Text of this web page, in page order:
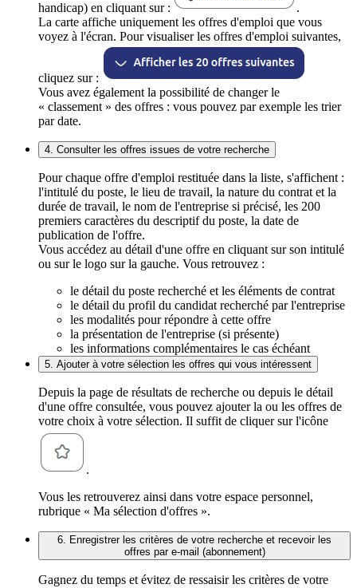
handicap) en cliquant sur :
.
La carte affiche uniquement les offres d'emploi que vous
voyez à l'écran. Pour visualiser les offres d'emploi suivantes,
cliquez sur :
Vous avez également la possibilité de changer le
« classement » des offres : vous pouvez par exemple les trier
par date.
4. Consulter les offres issues de votre recherche
Pour chaque offre d'emploi restituée dans la liste, s'affichent :
l'intitulé du poste, le lieu de travail, la nature du contrat et la
durée de travail, le nom de l'entreprise si précisé, les 200
premiers caractères du descriptif du poste, la date de
publication de l'offre.
Vous accédez au détail d'une offre en cliquant sur son intitulé
ou sur le logo sur la gauche. Vous retrouvez :
le détail du poste recherché et les éléments de contrat
le détail du profil du candidat recherché par l'entreprise
les modalités pour répondre à cette offre
la présentation de l'entreprise (si présente)
les informations complémentaires le cas échéant
5. Ajouter à votre sélection les offres qui vous intéressent
Depuis la page de résultats de recherche ou depuis le détail
d'une offre consultée, vous pouvez ajouter la ou les offres de
votre choix à votre sélection. Il suffit de cliquer sur l'icône
.
Vous les retrouverez ainsi dans votre espace personnel,
rubrique « Ma sélection d'offres ».
6. Enregistrer les critères de votre recherche et recevoir les
offres par e-mail (abonnement)
Gagnez du temps et évitez de ressaisir les critères de votre